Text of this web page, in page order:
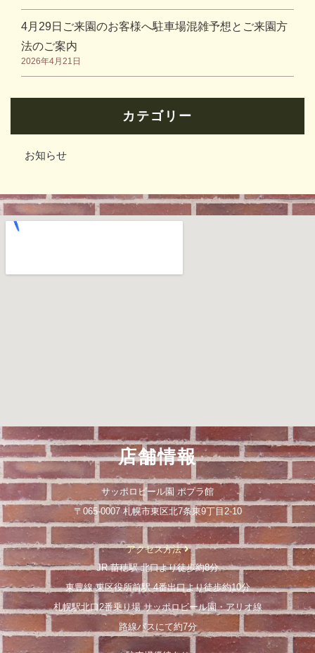
4月29日ご来園のお客様へ駐車場混雑予想とご来園方
法のご案内
2026年4月21日
カテゴリー
お知らせ
店舗情報
サッポロビール園 ポプラ館
〒065-0007 札幌市東区北7条東9丁目2-10
アクセス方法
JR 苗穂駅 北口より徒歩約8分
東豊線 東区役所前駅 4番出口より徒歩約10分
札幌駅北口2番乗り場 サッポロビール園・アリオ線
路線バスにて約7分